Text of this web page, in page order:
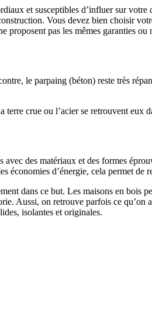
et susceptibles d’influer sur
Vous devez bien choisir
pas les mêmes garanties ou
le parpaing (béton) reste très
crue ou l’acier se retrouvent eux
des matériaux et des formes
d’énergie, cela permet de
dans ce but. Les maisons en bois
Aussi, on retrouve parfois ce qu’on
isolantes et originales.